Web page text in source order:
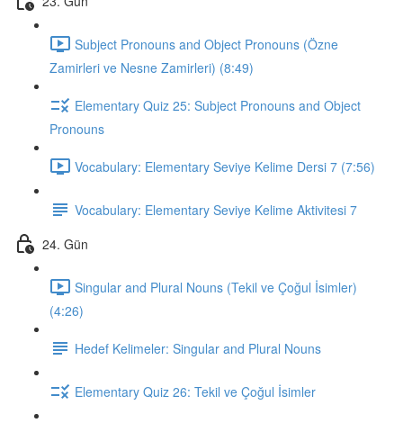
Subject Pronouns and Object Pronouns (Özne
Zamirleri ve Nesne Zamirleri) (8:49)
Elementary Quiz 25: Subject Pronouns and Object
Pronouns
Vocabulary: Elementary Seviye Kelime Dersi 7 (7:56)
Vocabulary: Elementary Seviye Kelime Aktivitesi 7
24. Gün
Singular and Plural Nouns (Tekil ve Çoğul İsimler)
(4:26)
Hedef Kelimeler: Singular and Plural Nouns
Elementary Quiz 26: Tekil ve Çoğul İsimler